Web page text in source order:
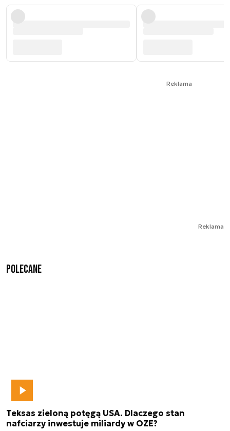
Reklama
Reklama
Polecane
Teksas zieloną potęgą USA. Dlaczego stan
nafciarzy inwestuje miliardy w OZE?